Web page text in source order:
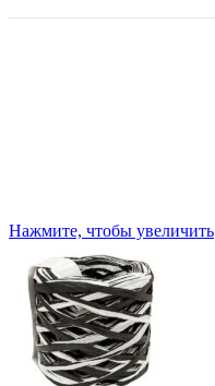
Нажмите, чтобы увеличить